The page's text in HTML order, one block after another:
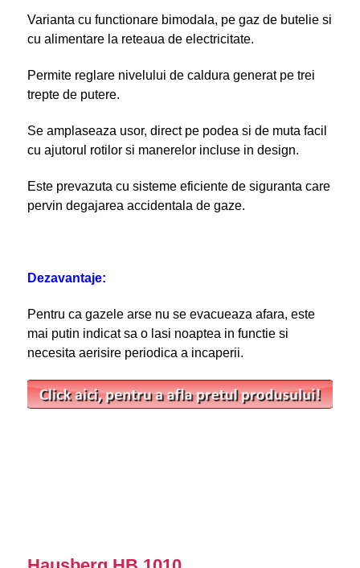
Varianta cu functionare bimodala, pe gaz de butelie si
cu alimentare la reteaua de electricitate.
Permite reglare nivelului de caldura generat pe trei
trepte de putere.
Se amplaseaza usor, direct pe podea si de muta facil
cu ajutorul rotilor si manerelor incluse in design.
Este prevazuta cu sisteme eficiente de siguranta care
pervin degajarea accidentala de gaze.
Dezavantaje:
Pentru ca gazele arse nu se evacueaza afara, este
mai putin indicat sa o lasi noaptea in functie si
necesita aerisire periodica a incaperii.